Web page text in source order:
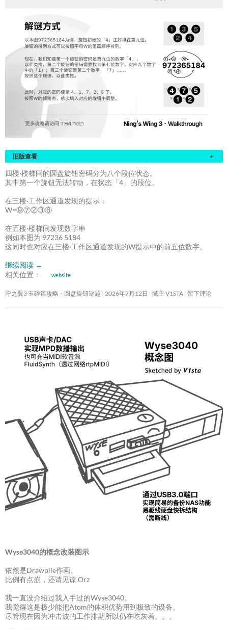
旧版查看 +
四楼·楼梯间的圆盘旋钮密码分为八个段位状态。
其中第一个旋钮无法转动，在状态「4」的段位。
在三楼·工作区通道发现的提示：
W=⑨⑦②③⑥
在五楼·楼梯间发现数字串
例如本图为 97236 5184
这同时也对应在三楼·工作区通道发现的W提示中的前五位数字。
继续阅读 →
相关位置：
website
泞之翼3 玉碎篇攻略 – 圆盘旋钮谜题 2026年7月12日 域主 V1STA 留下评论
Wyse3040的概念改装图示
依然是Drawpile作画。
比例有点崩，还请见谅 Orz
我一直没介绍过我入手过的Wyse3040。
我觉得这是极少能把Atom的体积优势用到极致的设备。
尽管现在因为冲击波的工作排期所以仍在吃灰着。。。